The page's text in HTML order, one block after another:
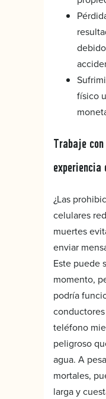
físico
Trabaje
experiencia
¿Las
celulares
muertes
enviar
Este puede
momento,
podría
teléfono
peligroso
agua. A
mortales,
larga y